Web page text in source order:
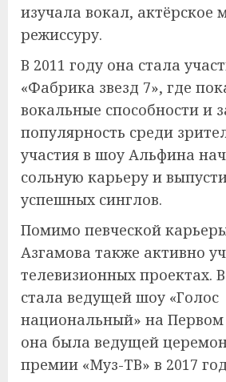
изучала вокал, актёрское
режиссуру.
В 2011 году она стала
«Фабрика звезд 7», где
вокальные способности и
популярность среди
участия в шоу Альфина
сольную карьеру и
успешных синглов.
Помимо певческой
Азгамова также активно
телевизионных проектах.
стала ведущей шоу «Голос
национальный» на
она была ведущей
премии «Муз-ТВ» в 2017